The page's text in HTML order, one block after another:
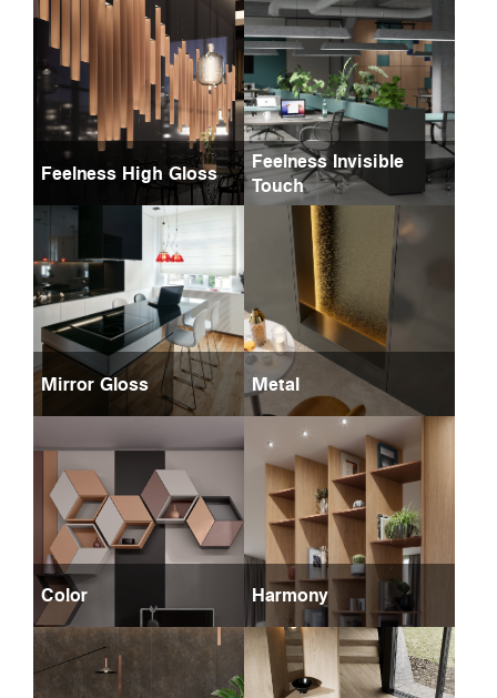
Feelness High Gloss
Feelness Invisible
Touch
Mirror Gloss Metal
Color Harmony